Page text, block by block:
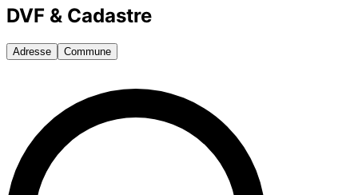
DVF & Cadastre
Adresse Commune